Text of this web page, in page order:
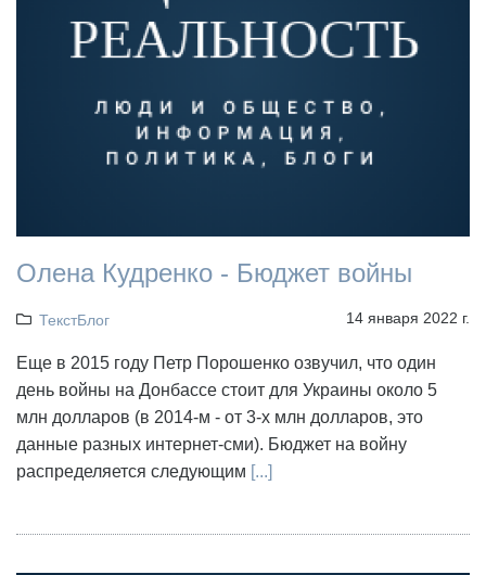
Олена Кудренко - Бюджет войны
ТекстБлог 14 января 2022 г.
Еще в 2015 году Петр Порошенко озвучил, что один
день войны на Донбассе стоит для Украины около 5
млн долларов (в 2014-м - от 3-х млн долларов, это
данные разных интернет-сми). Бюджет на войну
распределяется следующим [...]